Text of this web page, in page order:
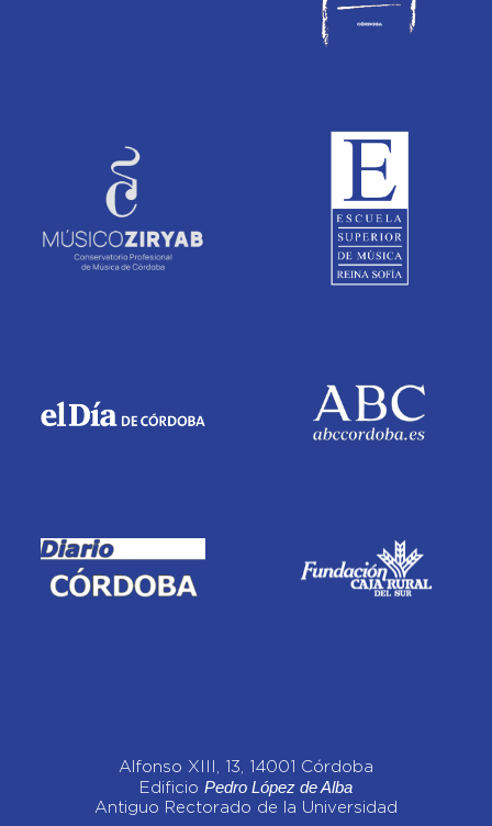
Alfonso XIII, 13, 14001 Córdoba
Edificio Pedro López de Alba
Antiguo Rectorado de la Universidad